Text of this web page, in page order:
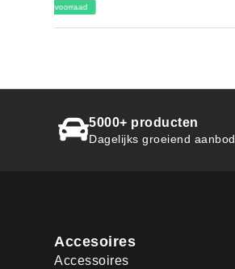
Op voorraad
5000+ producten
Dagelijks groeiend aanbod
Accesoires
Accessoires